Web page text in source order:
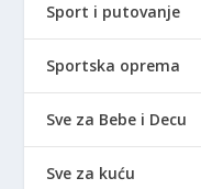
Sport i putovanje
Sportska oprema
Sve za Bebe i Decu
Sve za kuću